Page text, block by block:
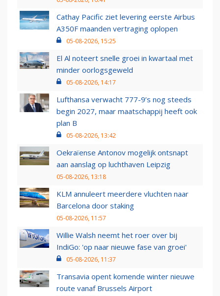
Cathay Pacific ziet levering eerste Airbus
A350F maanden vertraging oplopen
05-08-2026, 15:25
El Al noteert snelle groei in kwartaal met
minder oorlogsgeweld
05-08-2026, 14:17
Lufthansa verwacht 777-9’s nog steeds
begin 2027, maar maatschappij heeft ook
plan B
05-08-2026, 13:42
Oekraïense Antonov mogelijk ontsnapt
aan aanslag op luchthaven Leipzig
05-08-2026, 13:18
KLM annuleert meerdere vluchten naar
Barcelona door staking
05-08-2026, 11:57
Willie Walsh neemt het roer over bij
IndiGo: 'op naar nieuwe fase van groei'
05-08-2026, 11:37
Transavia opent komende winter nieuwe
route vanaf Brussels Airport